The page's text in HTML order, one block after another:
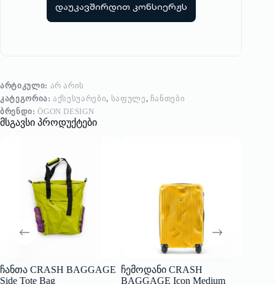
დაუკავშირდით კონსიერჟს
ᲐᲠᲢᲘᲙᲣᲚᲘ: ᲐᲠ ᲐᲠᲘᲡ
ᲙᲐᲢᲔᲒᲝᲠᲘᲐ:ᲐᲥᲡᲔᲡᲣᲐᲠᲔᲑᲘ, ᲡᲐᲤᲣᲚᲔ, ᲩᲐᲜᲗᲔᲑᲘ
ᲑᲠᲔᲜᲓᲘ:ÖGON DESIGN
მსგავსი პროდუქტები
ჩანთა CRASH BAGGAGE
Side Tote Bag
ჩემოდანი CRASH
BAGGAGE Icon Medium